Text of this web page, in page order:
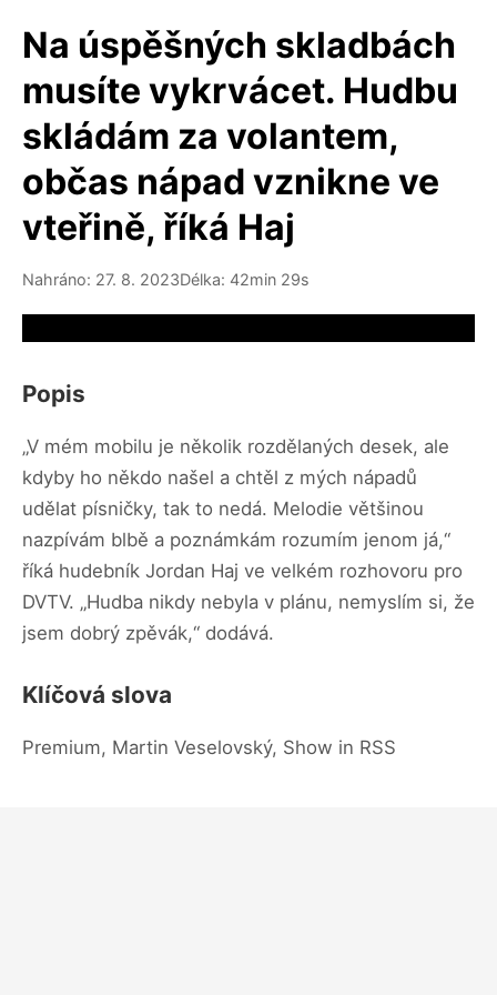
Na úspěšných skladbách
musíte vykrvácet. Hudbu
skládám za volantem,
občas nápad vznikne ve
vteřině, říká Haj
Nahráno: 27. 8. 2023Délka: 42min 29s
Popis
„V mém mobilu je několik rozdělaných desek, ale
kdyby ho někdo našel a chtěl z mých nápadů
udělat písničky, tak to nedá. Melodie většinou
nazpívám blbě a poznámkám rozumím jenom já,“
říká hudebník Jordan Haj ve velkém rozhovoru pro
DVTV. „Hudba nikdy nebyla v plánu, nemyslím si, že
jsem dobrý zpěvák,“ dodává.
Klíčová slova
Premium, Martin Veselovský, Show in RSS